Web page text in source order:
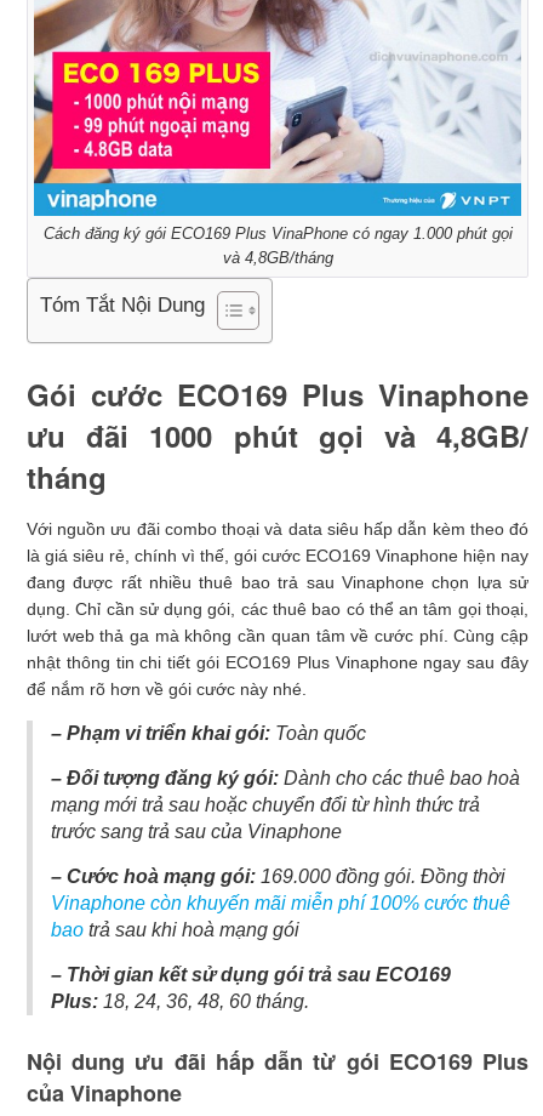
Cách đăng ký gói ECO169 Plus VinaPhone có ngay 1.000 phút gọi
và 4,8GB/tháng
Tóm Tắt Nội Dung
Gói cước ECO169 Plus Vinaphone
ưu đãi 1000 phút gọi và 4,8GB/
tháng
Với nguồn ưu đãi combo thoại và data siêu hấp dẫn kèm theo đó
là giá siêu rẻ, chính vì thế, gói cước ECO169 Vinaphone hiện nay
đang được rất nhiều thuê bao trả sau Vinaphone chọn lựa sử
dụng. Chỉ cần sử dụng gói, các thuê bao có thể an tâm gọi thoại,
lướt web thả ga mà không cần quan tâm về cước phí. Cùng cập
nhật thông tin chi tiết gói ECO169 Plus Vinaphone ngay sau đây
để nắm rõ hơn về gói cước này nhé.
– Phạm vi triển khai gói: Toàn quốc
– Đối tượng đăng ký gói: Dành cho các thuê bao hoà
mạng mới trả sau hoặc chuyển đổi từ hình thức trả
trước sang trả sau của Vinaphone
– Cước hoà mạng gói: 169.000 đồng gói. Đồng thời
Vinaphone còn khuyến mãi miễn phí 100% cước thuê
bao trả sau khi hoà mạng gói
– Thời gian kết sử dụng gói trả sau ECO169
Plus: 18, 24, 36, 48, 60 tháng.
Nội dung ưu đãi hấp dẫn từ gói ECO169 Plus
của Vinaphone